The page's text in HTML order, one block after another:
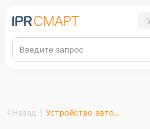
Назад Устройство авто...